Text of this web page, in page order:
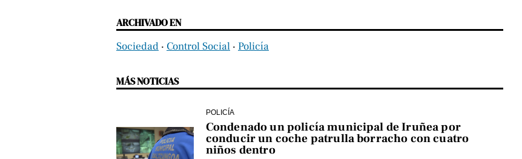
ARCHIVADO EN
Sociedad ‧ Control Social ‧ Policía
MÁS NOTICIAS
POLICÍA
Condenado un policía municipal de Iruñea por
conducir un coche patrulla borracho con cuatro
niños dentro